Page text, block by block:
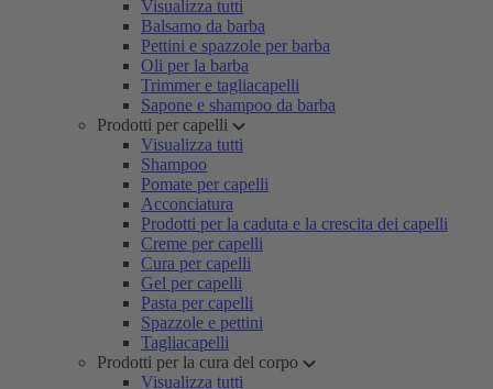
Visualizza tutti
Balsamo da barba
Pettini e spazzole per barba
Oli per la barba
Trimmer e tagliacapelli
Sapone e shampoo da barba
Prodotti per capelli
Visualizza tutti
Shampoo
Pomate per capelli
Acconciatura
Prodotti per la caduta e la crescita dei capelli
Creme per capelli
Cura per capelli
Gel per capelli
Pasta per capelli
Spazzole e pettini
Tagliacapelli
Prodotti per la cura del corpo
Visualizza tutti